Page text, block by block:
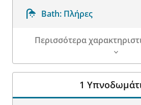
Bath: Πλήρες
Περισσότερα
Λεπτομέρειες δωματίου
1